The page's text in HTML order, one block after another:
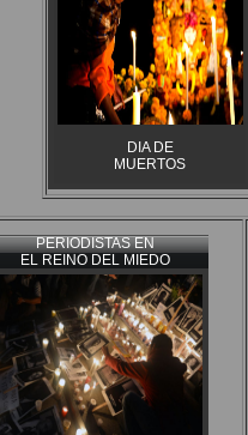
DIA DE
MUERTOS
PERIODISTAS EN
EL REINO DEL MIEDO